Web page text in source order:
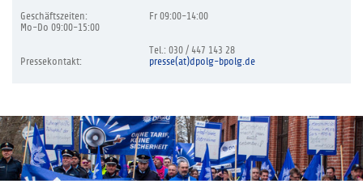
Geschäftszeiten:
Mo-Do 09:00-15:00
Pressekontakt:
Fr 09:00-14:00
Tel.: 030 / 447 143 28
presse(at)dpolg-bpolg.de